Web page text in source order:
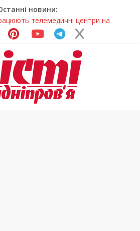
новини:
телемедичні центри на
підготовка до опалювального
досліджують місце
монастиря (Фото)
отримують шанс на власне